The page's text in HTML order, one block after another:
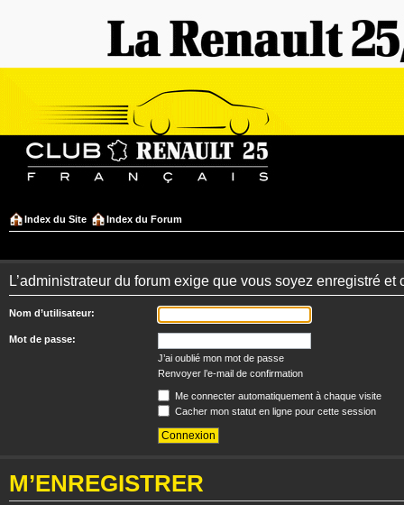
Index du Site Index du Forum
L’administrateur du forum exige que vous soyez enregistré
Nom d’utilisateur:
Mot de passe:
J’ai oublié mon mot de passe
Renvoyer l’e-mail de confirmation
Me connecter automatiquement à chaque visite
Cacher mon statut en ligne pour cette session
M’ENREGISTRER